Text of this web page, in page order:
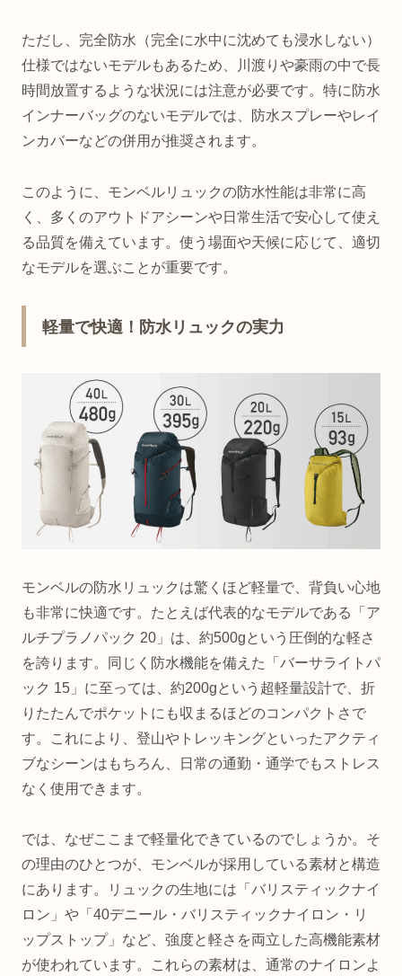
ただし、完全防水（完全に水中に沈めても浸水しない）
仕様ではないモデルもあるため、川渡りや豪雨の中で長
時間放置するような状況には注意が必要です。特に防水
インナーバッグのないモデルでは、防水スプレーやレイ
ンカバーなどの併用が推奨されます。
このように、モンベルリュックの防水性能は非常に高
く、多くのアウトドアシーンや日常生活で安心して使え
る品質を備えています。使う場面や天候に応じて、適切
なモデルを選ぶことが重要です。
軽量で快適！防水リュックの実力
モンベルの防水リュックは驚くほど軽量で、背負い心地
も非常に快適です。たとえば代表的なモデルである「ア
ルチプラノパック 20」は、約500gという圧倒的な軽さ
を誇ります。同じく防水機能を備えた「バーサライトパ
ック 15」に至っては、約200gという超軽量設計で、折
りたたんでポケットにも収まるほどのコンパクトさで
す。これにより、登山やトレッキングといったアクティ
ブなシーンはもちろん、日常の通勤・通学でもストレス
なく使用できます。
では、なぜここまで軽量化できているのでしょうか。そ
の理由のひとつが、モンベルが採用している素材と構造
にあります。リュックの生地には「バリスティックナイ
ロン」や「40デニール・バリスティックナイロン・リ
ップストップ」など、強度と軽さを両立した高機能素材
が使われています。これらの素材は、通常のナイロンよ